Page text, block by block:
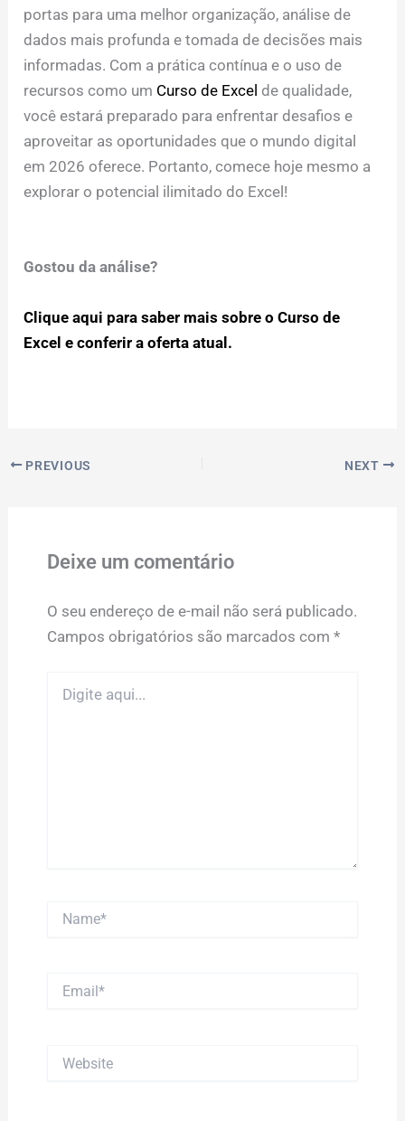
portas para uma melhor organização, análise de
dados mais profunda e tomada de decisões mais
informadas. Com a prática contínua e o uso de
recursos como um Curso de Excel de qualidade,
você estará preparado para enfrentar desafios e
aproveitar as oportunidades que o mundo digital
em 2026 oferece. Portanto, comece hoje mesmo a
explorar o potencial ilimitado do Excel!
Gostou da análise?
Clique aqui para saber mais sobre o Curso de
Excel e conferir a oferta atual.
PREVIOUS NEXT
Deixe um comentário
O seu endereço de e-mail não será publicado.
Campos obrigatórios são marcados com *
aqui...